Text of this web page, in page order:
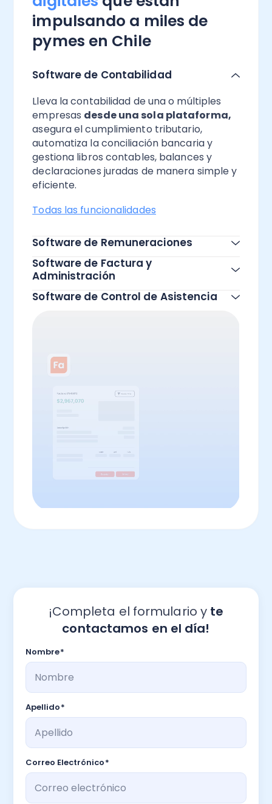
impulsando a miles de
pymes en Chile
Software de Contabilidad
Lleva la contabilidad de una o múltiples
empresas desde una sola plataforma,
asegura el cumplimiento tributario,
automatiza la conciliación bancaria y
gestiona libros contables, balances y
declaraciones juradas de manera simple y
eficiente.
Todas las funcionalidades
Software de Remuneraciones
Software de Factura y
Administración
Software de Control de Asistencia
Todas las funcionalidades
¡Completa el formulario y te
contactamos en el día!
Nombre*
Apellido*
Correo Electrónico*